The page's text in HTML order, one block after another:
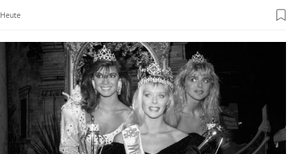
Heute